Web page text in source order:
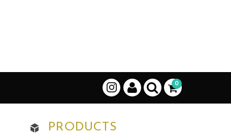
0
PRODUCTS